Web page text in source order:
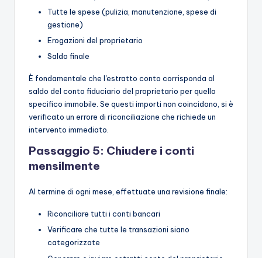
Tutte le spese (pulizia, manutenzione, spese di
gestione)
Erogazioni del proprietario
Saldo finale
È fondamentale che l'estratto conto corrisponda al
saldo del conto fiduciario del proprietario per quello
specifico immobile. Se questi importi non coincidono, si è
verificato un errore di riconciliazione che richiede un
intervento immediato.
Passaggio 5: Chiudere i conti
mensilmente
Al termine di ogni mese, effettuate una revisione finale:
Riconciliare tutti i conti bancari
Verificare che tutte le transazioni siano
categorizzate